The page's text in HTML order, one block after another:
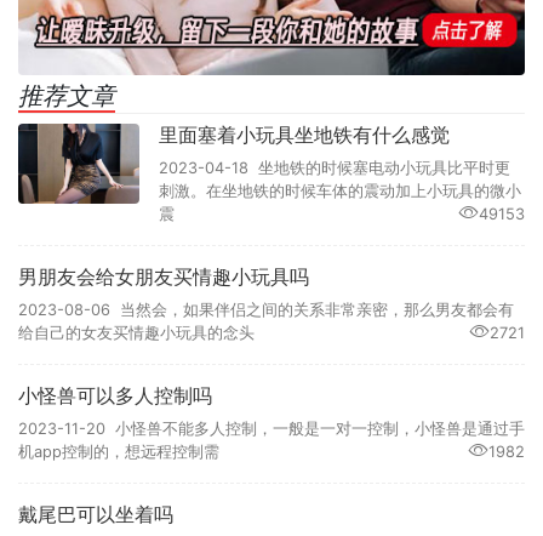
推荐文章
里面塞着小玩具坐地铁有什么感觉
2023-04-18 坐地铁的时候塞电动小玩具比平时更
刺激。在坐地铁的时候车体的震动加上小玩具的微小
震
49153
男朋友会给女朋友买情趣小玩具吗
2023-08-06 当然会，如果伴侣之间的关系非常亲密，那么男友都会有
给自己的女友买情趣小玩具的念头
2721
小怪兽可以多人控制吗
2023-11-20 小怪兽不能多人控制，一般是一对一控制，小怪兽是通过手
机app控制的，想远程控制需
1982
戴尾巴可以坐着吗